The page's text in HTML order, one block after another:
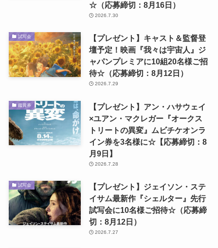
☆（応募締切：8月16日）
2026.7.30
試写会
【プレゼント】キャスト＆監督登
壇予定！映画『我々は宇宙人』ジ
ャパンプレミアに10組20名様ご招
待☆（応募締切：8月12日）
2026.7.29
鑑賞券
【プレゼント】アン・ハサウェイ
×ユアン・マクレガー『オークス
トリートの異変』ムビチケオンラ
イン券を3名様に☆【応募締切：8
月9日】
2026.7.28
試写会
【プレゼント】ジェイソン・ステ
イサム最新作『シェルター』先行
試写会に10名様ご招待☆（応募締
切：8月12日）
2026.7.27